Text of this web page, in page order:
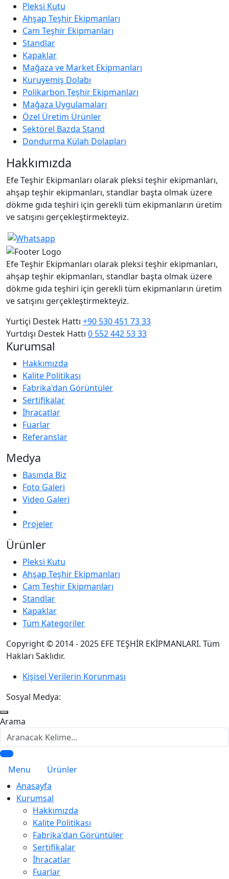
Pleksi Kutu
Ahşap Teşhir Ekipmanları
Cam Teşhir Ekipmanları
Standlar
Kapaklar
Mağaza ve Market Ekipmanları
Kuruyemiş Dolabı
Polikarbon Teşhir Ekipmanları
Mağaza Uygulamaları
Özel Üretim Ürünler
Sektörel Bazda Stand
Dondurma Külah Dolapları
Hakkımızda
Efe Teşhir Ekipmanları olarak pleksi teşhir ekipmanları,
ahşap teşhir ekipmanları, standlar başta olmak üzere
dökme gıda teşhiri için gerekli tüm ekipmanların üretim
ve satışını gerçekleştirmekteyiz.
Efe Teşhir Ekipmanları olarak pleksi teşhir ekipmanları,
ahşap teşhir ekipmanları, standlar başta olmak üzere
dökme gıda teşhiri için gerekli tüm ekipmanların üretim
ve satışını gerçekleştirmekteyiz.
Yurtiçi Destek Hattı +90 530 451 73 33
Yurtdışı Destek Hattı 0 552 442 53 33
Kurumsal
Hakkımızda
Kalite Politikası
Fabrika'dan Görüntüler
Sertifikalar
İhracatlar
Fuarlar
Referanslar
Medya
Basında Biz
Foto Galeri
Video Galeri
Projeler
Ürünler
Pleksi Kutu
Ahşap Teşhir Ekipmanları
Cam Teşhir Ekipmanları
Standlar
Kapaklar
Tüm Kategoriler
Copyright © 2014 - 2025 EFE TEŞHİR EKİPMANLARI. Tüm
Hakları Saklıdır.
Kişisel Verilerin Korunması
Sosyal Medya:
Arama
Menu
Ürünler
Anasayfa
Kurumsal
Hakkımızda
Kalite Politikası
Fabrika'dan Görüntüler
Sertifikalar
İhracatlar
Fuarlar